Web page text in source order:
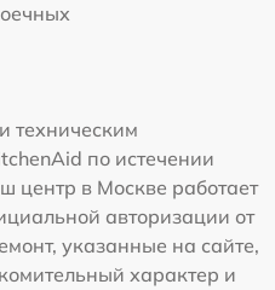
техническим
по истечении
центр в Москве работает
авторизации от
указанные на сайте,
характер и